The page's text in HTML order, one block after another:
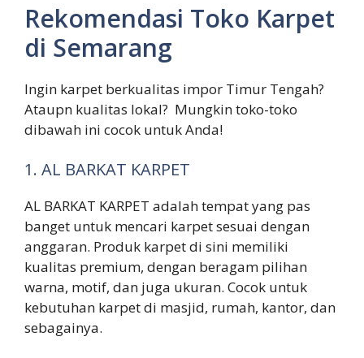
Rekomendasi Toko Karpet
di Semarang
Ingin karpet berkualitas impor Timur Tengah?
Ataupn kualitas lokal? Mungkin toko-toko
dibawah ini cocok untuk Anda!
1. AL BARKAT KARPET
AL BARKAT KARPET adalah tempat yang pas
banget untuk mencari karpet sesuai dengan
anggaran. Produk karpet di sini memiliki
kualitas premium, dengan beragam pilihan
warna, motif, dan juga ukuran. Cocok untuk
kebutuhan karpet di masjid, rumah, kantor, dan
sebagainya.